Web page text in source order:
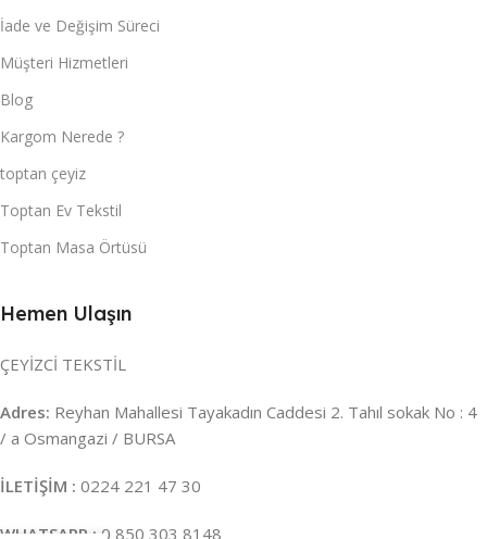
İade ve Değişim Süreci
Müşteri Hizmetleri
Blog
Kargom Nerede ?
toptan çeyiz
Toptan Ev Tekstil
Toptan Masa Örtüsü
Hemen Ulaşın
ÇEYİZCİ TEKSTİL
Adres: Reyhan Mahallesi Tayakadın Caddesi 2. Tahıl sokak No : 4
/ a Osmangazi / BURSA
İLETİŞİM : 0224 221 47 30
WHATSAPP : 0 850 303 8148